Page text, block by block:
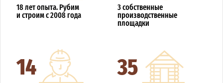
18 лет опыта. Рубим
и строим с 2008 года
3 собственные
производственные
площадки
14 35